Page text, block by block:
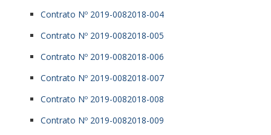
Contrato Nº 2019-0082018-004
Contrato Nº 2019-0082018-005
Contrato Nº 2019-0082018-006
Contrato Nº 2019-0082018-007
Contrato Nº 2019-0082018-008
Contrato Nº 2019-0082018-009